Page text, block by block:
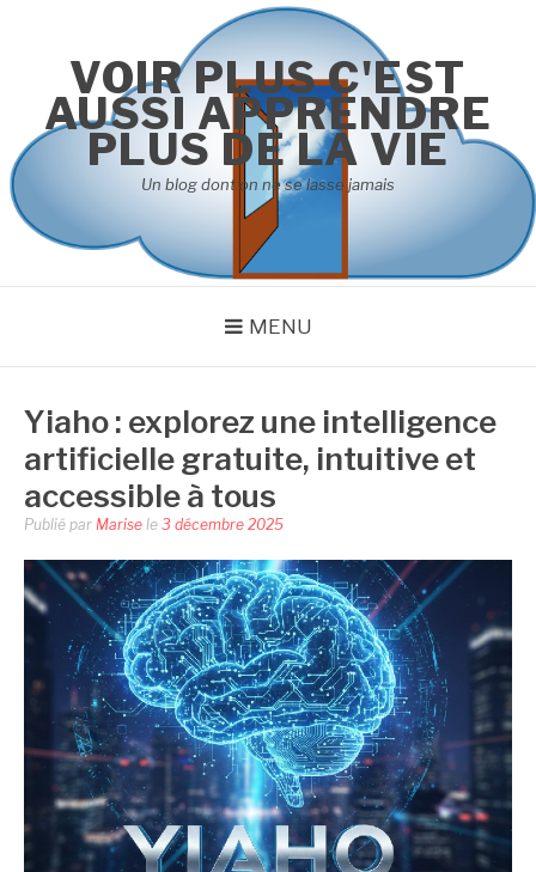
VOIR PLUS C'EST
AUSSI APPRENDRE
PLUS DE LA VIE
Un blog dont on ne se lasse jamais
MENU
Yiaho : explorez une intelligence
artificielle gratuite, intuitive et
accessible à tous
Publié par Marise le 3 décembre 2025